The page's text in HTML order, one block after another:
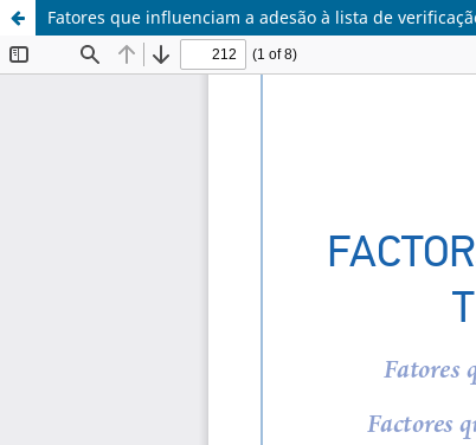
Fatores que influenciam a adesão à lista de